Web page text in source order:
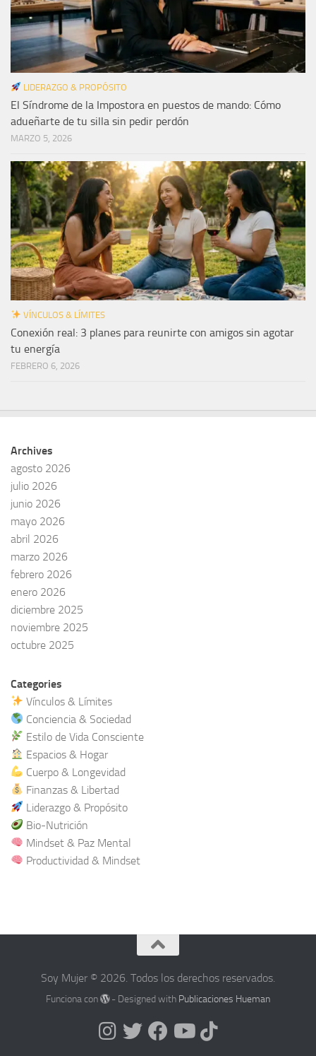
LIDERAZGO & PROPÓSITO
El Síndrome de la Impostora en puestos de mando: Cómo
adueñarte de tu silla sin pedir perdón
MARZO 5, 2026
VÍNCULOS & LÍMITES
Conexión real: 3 planes para reunirte con amigos sin agotar
tu energía
FEBRERO 6, 2026
Archives
agosto 2026
julio 2026
junio 2026
mayo 2026
abril 2026
marzo 2026
febrero 2026
enero 2026
diciembre 2025
noviembre 2025
octubre 2025
Categories
Vínculos & Límites
Conciencia & Sociedad
Estilo de Vida Consciente
Espacios & Hogar
Cuerpo & Longevidad
Finanzas & Libertad
Liderazgo & Propósito
Bio-Nutrición
Mindset & Paz Mental
Productividad & Mindset
Soy Mujer © 2026. Todos los derechos reservados.
Funciona con - Designed with Publicaciones Hueman